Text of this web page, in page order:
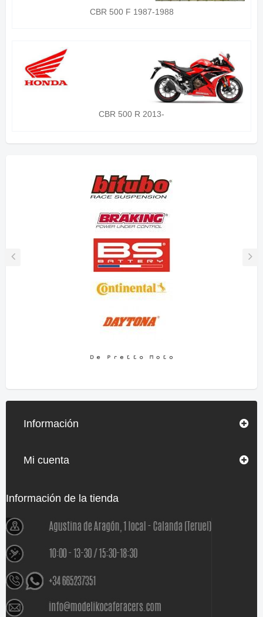
CBR 500 F 1987-1988
CBR 500 R 2013-
Información
Mi cuenta
Información de la tienda